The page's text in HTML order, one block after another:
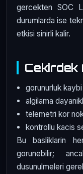
gercekten SOC
durumlarda ise
etkisi sinirli kalir.
Cekirdek
gorunurluk
algilama
telemetri kor
kontrollu kacis
Bu basliklarin
gorunebilir;
dusunulmeleri